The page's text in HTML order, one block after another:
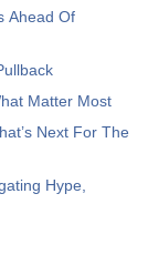
어보기
Ahead Of
Matter Most
Next For The
Hype,